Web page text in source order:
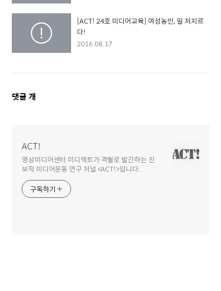
[ACT! 24호 미디어교육] 여성농민, 일 저지르
다!
2016.08.17
댓
댓글 개
ACT!
영상미디어센터 미디액트가 격월로 발간하는 진
보적 미디어운동 연구 저널 <ACT!>입니다.
구독하기